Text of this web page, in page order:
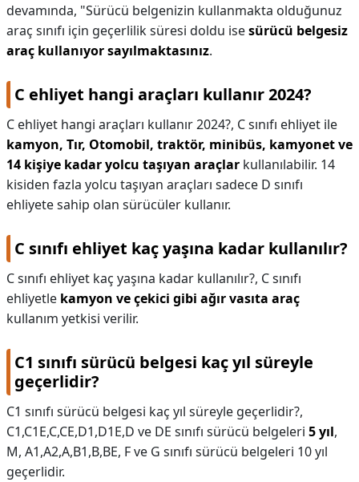
devamında, "Sürücü belgenizin kullanmakta olduğunuz
araç sınıfı için geçerlilik süresi doldu isesürücü belgesiz
araç kullanıyor sayılmaktasınız.
C ehliyet hangi araçları kullanır 2024?
C ehliyet hangi araçları kullanır 2024?, C sınıfı ehliyet ile
kamyon, Tır, Otomobil, traktör, minibüs, kamyonet ve
14 kişiye kadar yolcu taşıyan araçlar kullanılabilir. 14
kisiden fazla yolcu taşıyan araçları sadece D sınıfı
ehliyete sahip olan sürücüler kullanır.
C sınıfı ehliyet kaç yaşına kadar kullanılır?
C sınıfı ehliyet kaç yaşına kadar kullanılır?, C sınıfı
ehliyetle kamyon ve çekici gibi ağır vasıta araç
kullanım yetkisi verilir.
C1 sınıfı sürücü belgesi kaç yıl süreyle
geçerlidir?
C1 sınıfı sürücü belgesi kaç yıl süreyle geçerlidir?,
C1,C1E,C,CE,D1,D1E,D ve DE sınıfı sürücü belgeleri 5 yıl,
M, A1,A2,A,B1,B,BE, F ve G sınıfı sürücü belgeleri 10 yıl
geçerlidir.